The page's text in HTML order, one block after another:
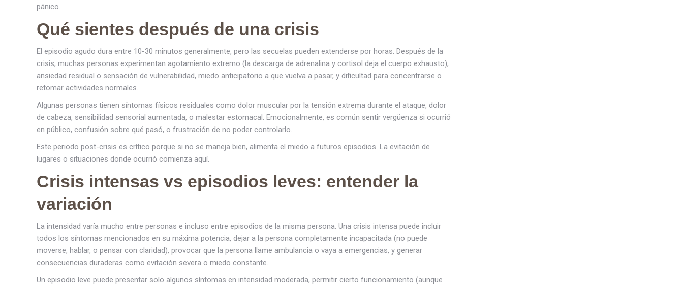
pánico.
Qué sientes después de una crisis
El episodio agudo dura entre 10-30 minutos generalmente, pero las secuelas pueden extenderse por horas. Después de la
crisis, muchas personas experimentan agotamiento extremo (la descarga de adrenalina y cortisol deja el cuerpo exhausto),
ansiedad residual o sensación de vulnerabilidad, miedo anticipatorio a que vuelva a pasar, y dificultad para concentrarse o
retomar actividades normales.
Algunas personas tienen síntomas físicos residuales como dolor muscular por la tensión extrema durante el ataque, dolor
de cabeza, sensibilidad sensorial aumentada, o malestar estomacal. Emocionalmente, es común sentir vergüenza si ocurrió
en público, confusión sobre qué pasó, o frustración de no poder controlarlo.
Este periodo post-crisis es crítico porque si no se maneja bien, alimenta el miedo a futuros episodios. La evitación de
lugares o situaciones donde ocurrió comienza aquí.
Crisis intensas vs episodios leves: entender la
variación
La intensidad varía mucho entre personas e incluso entre episodios de la misma persona. Una crisis intensa puede incluir
todos los síntomas mencionados en su máxima potencia, dejar a la persona completamente incapacitada (no puede
moverse, hablar, o pensar con claridad), provocar que la persona llame ambulancia o vaya a emergencias, y generar
consecuencias duraderas como evitación severa o miedo constante.
Un episodio leve puede presentar solo algunos síntomas en intensidad moderada, permitir cierto funcionamiento (aunque